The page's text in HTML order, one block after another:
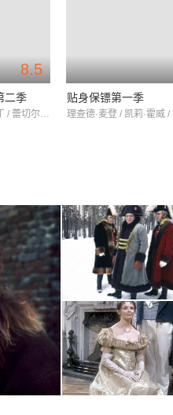
8.5
二季
安娜·麦克西维尔·马丁 / 蕾切尔·斯特灵 / 苏菲·兰朵
贴身保镖第一季